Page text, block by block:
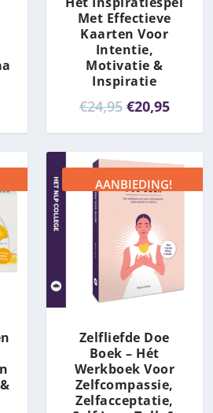
Met Effectieve
Kaarten Voor
Intentie,
Motivatie &
Inspiratie
€24,95 O
s
p
r
o
n
k
e
i
j
k
€20,95H
d
i
e
p
s
i
s
AANBIEDING!
Zelfliefde Doe
Boek – Hét
Werkboek Voor
Zelfcompassie,
Zelfacceptatie,